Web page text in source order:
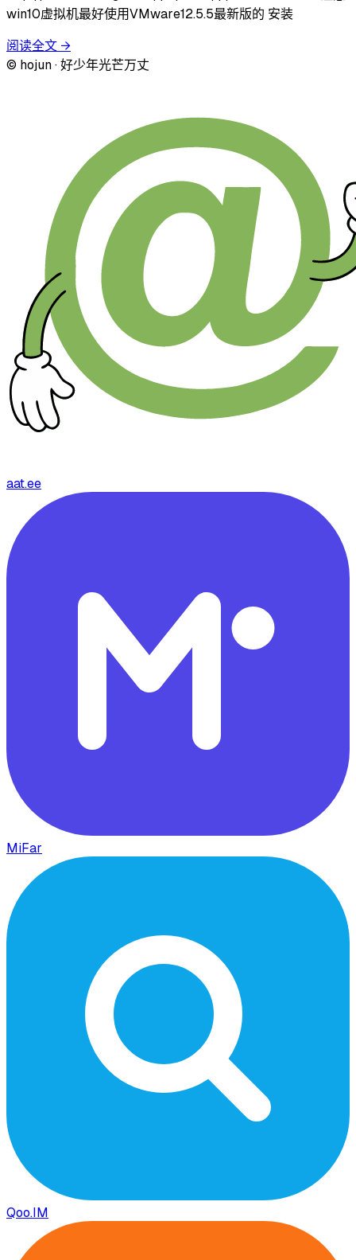
win10虚拟机最好使用VMware12.5.5最新版的 安装
阅读全文 →
© hojun · 好少年光芒万丈
aat.ee
MiFar
Qoo.IM